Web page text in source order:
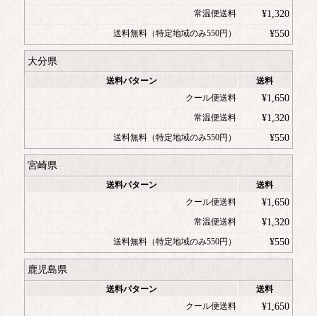
常温便送料 ¥1,320
送料無料（特定地域のみ550円） ¥550
大分県
送料パターン
送料
クール便送料
¥1,650
常温便送料 ¥1,320
送料無料（特定地域のみ550円） ¥550
宮崎県
送料パターン
送料
クール便送料
¥1,650
常温便送料 ¥1,320
送料無料（特定地域のみ550円） ¥550
鹿児島県
送料パターン
送料
クール便送料
¥1,650